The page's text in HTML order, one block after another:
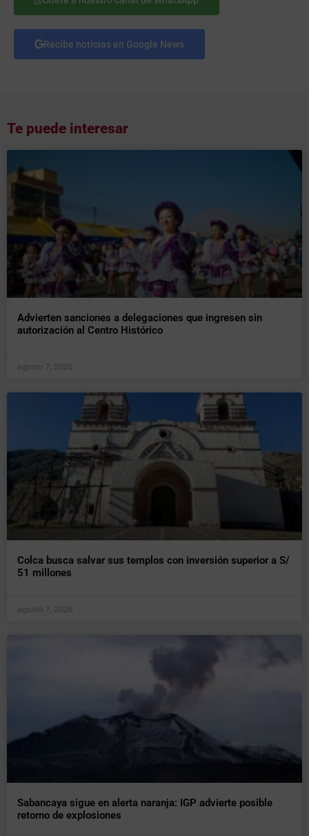
Recibe noticias en Google News
Te puede interesar
Advierten sanciones a delegaciones que ingresen sin
autorización al Centro Histórico
agosto 7, 2026
Colca busca salvar sus templos con inversión superior a S/
51 millones
agosto 7, 2026
Sabancaya sigue en alerta naranja: IGP advierte posible
retorno de explosiones